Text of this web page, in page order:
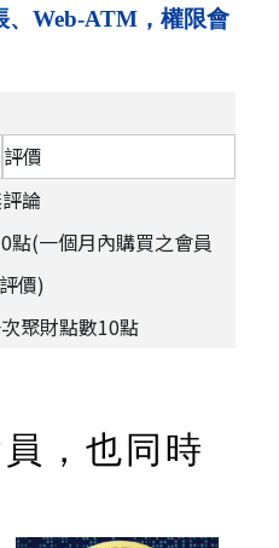
Web-ATM，權限會
評價
論
點(一個月內購買之會員
價)
聚財點數10點
，也同時